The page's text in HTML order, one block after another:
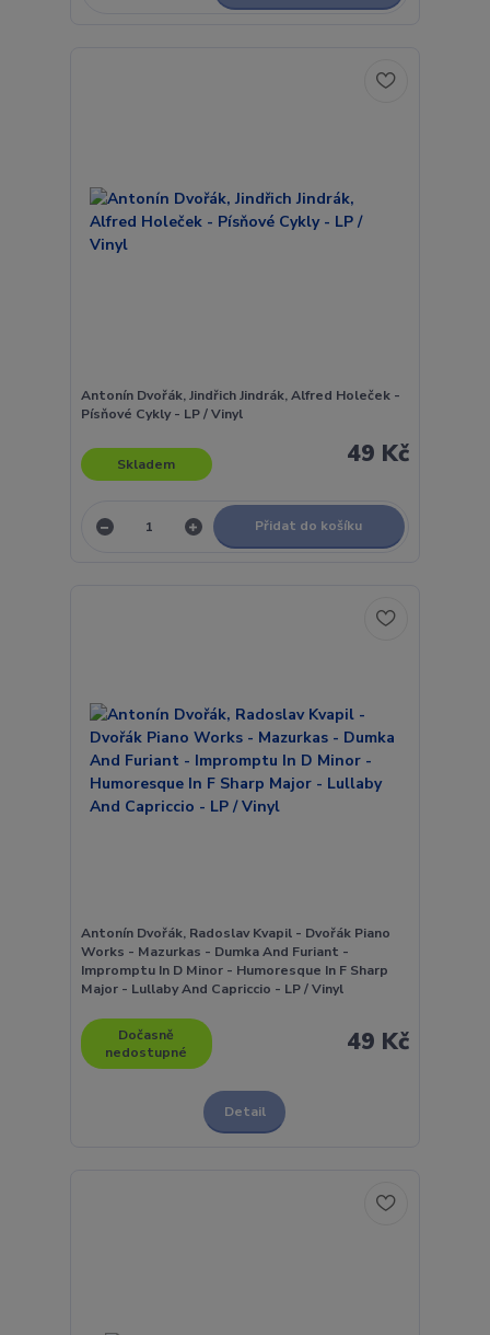
Antonín Dvořák, Jindřich Jindrák, Alfred Holeček -
Písňové Cykly - LP / Vinyl
49 Kč
Skladem
Přidat do košíku
Antonín Dvořák, Radoslav Kvapil - Dvořák Piano
Works - Mazurkas - Dumka And Furiant -
Impromptu In D Minor - Humoresque In F Sharp
Major - Lullaby And Capriccio - LP / Vinyl
49 Kč
Dočasně
nedostupné
Detail